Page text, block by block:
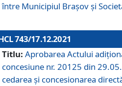
între Municipiul Brașov și
743/17.12.2021
Titlu: Aprobarea Actului
concesiune nr. 20125 din
cedarea și concesionarea